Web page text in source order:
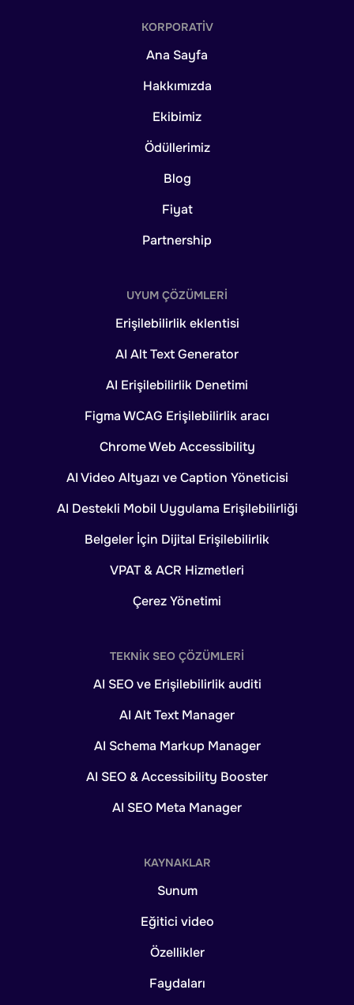
KORPORATIV
Ana Sayfa
Hakkımızda
Ekibimiz
Ödüllerimiz
Blog
Fiyat
Partnership
UYUM ÇÖZÜMLERI
Erişilebilirlik eklentisi
AI Alt Text Generator
AI Erişilebilirlik Denetimi
Figma WCAG Erişilebilirlik aracı
Chrome Web Accessibility
AI Video Altyazı ve Caption Yöneticisi
AI Destekli Mobil Uygulama Erişilebilirliği
Belgeler İçin Dijital Erişilebilirlik
VPAT & ACR Hizmetleri
Çerez Yönetimi
TEKNIK SEO ÇÖZÜMLERI
AI SEO ve Erişilebilirlik auditi
AI Alt Text Manager
AI Schema Markup Manager
AI SEO & Accessibility Booster
AI SEO Meta Manager
KAYNAKLAR
Sunum
Eğitici video
Özellikler
Faydaları